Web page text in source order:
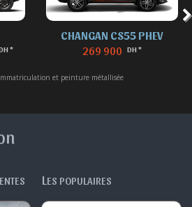
*
CHANGAN CS55 PHEV
269 900 DH *
et peinture métallisée
L ES POPULAIRES